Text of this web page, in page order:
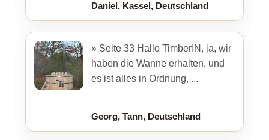
Daniel, Kassel, Deutschland
» Seite 33 Hallo TimberIN, ja, wir
haben die Wanne erhalten, und
es ist alles in Ordnung, ...
Georg, Tann, Deutschland